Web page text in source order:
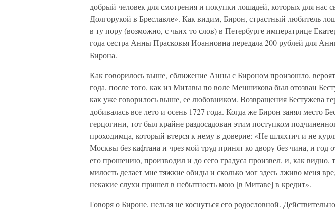
добрый человек для смотрения и покупки лошадей, которых для нас
Долгорукой в Бреславле». Как видим, Бирон, страстный любитель
в ту пору (возможно, с чьих-то слов) в Петербурге императрице
года сестра Анны Прасковья Иоанновна передала 200 рублей для
Бирона.
Как говорилось выше, сближение Анны с Бироном произошло,
года, после того, как из Митавы по воле Меншикова был отозван
как уже говорилось выше, ее любовником. Возвращения Бестужева
добивалась все лето и осень 1727 года. Когда же Бирон занял место
герцогини, тот был крайне раздосадован этим поступком
проходимца, который втерся к нему в доверие: «Не шляхтич и не
Москвы без кафтана и чрез мой труд принят ко двору без чина, и год
его прошению, производил и до сего градуса произвел, и, как
милость делает мне тяжкие обиды и сколько мог здесь лживо меня
некакие слухи пришел в небытность мою [в Митаве] в кредит».
Говоря о Бироне, нельзя не коснуться его родословной.